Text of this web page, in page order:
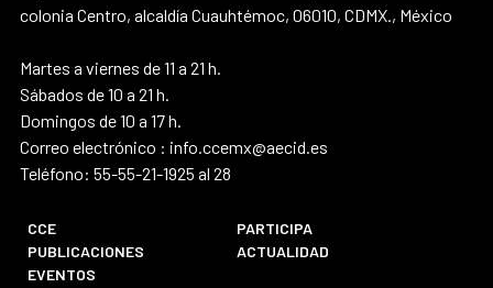
colonia Centro, alcaldía Cuauhtémoc, 06010, CDMX., México
Martes a viernes de 11 a 21 h.
Sábados de 10 a 21 h.
Domingos de 10 a 17 h.
Correo electrónico : info.ccemx@aecid.es
Teléfono: 55-55-21-1925 al 28
CCE
PARTICIPA
PUBLICACIONES
ACTUALIDAD
EVENTOS